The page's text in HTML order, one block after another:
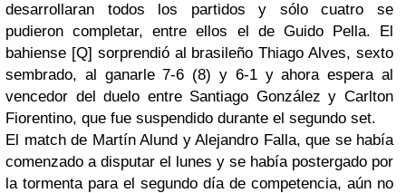
desarrollaran todos los partidos y sólo cuatro se
pudieron completar, entre ellos el de Guido Pella. El
bahiense [Q] sorprendió al brasileñoThiago Alves, sexto
sembrado, al ganarle 7-6 (8) y 6-1 y ahora espera al
vencedor del duelo entre Santiago González yCarlton
Fiorentino, que fue suspendido durante el segundo set.
El matchde Martín Alund y Alejandro Falla, que se había
comenzado a disputar el lunes y se había postergado por
la tormenta para el segundo día de competencia, aún no